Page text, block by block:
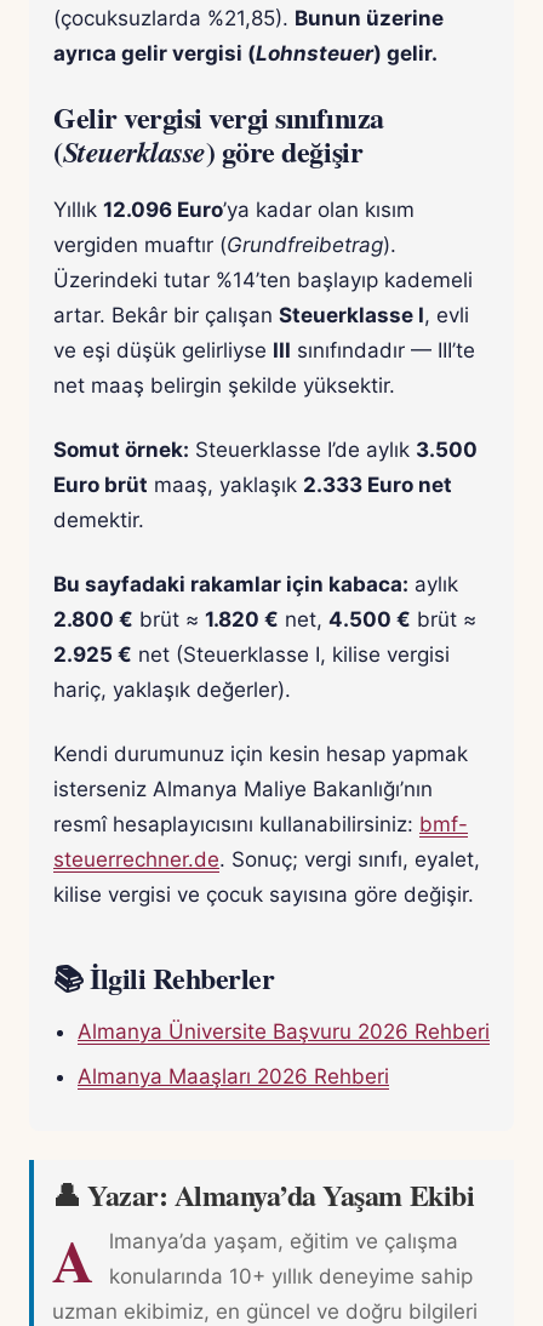
(çocuksuzlarda %21,85). Bunun üzerine
ayrıca gelir vergisi (Lohnsteuer) gelir.
Gelir vergisi vergi sınıfınıza
(Steuerklasse) göre değişir
Yıllık 12.096 Euro’ya kadar olan kısım
vergiden muaftır (Grundfreibetrag).
Üzerindeki tutar %14’ten başlayıp kademeli
artar. Bekâr bir çalışan Steuerklasse I, evli
ve eşi düşük gelirliyse III sınıfındadır — III’te
net maaş belirgin şekilde yüksektir.
Somut örnek: Steuerklasse I’de aylık 3.500
Euro brüt maaş, yaklaşık 2.333 Euro net
demektir.
Bu sayfadaki rakamlar için kabaca: aylık
2.800 € brüt ≈ 1.820 € net, 4.500 € brüt ≈
2.925 € net (Steuerklasse I, kilise vergisi
hariç, yaklaşık değerler).
Kendi durumunuz için kesin hesap yapmak
isterseniz Almanya Maliye Bakanlığı’nın
resmî hesaplayıcısını kullanabilirsiniz: bmf-
steuerrechner.de. Sonuç; vergi sınıfı, eyalet,
kilise vergisi ve çocuk sayısına göre değişir.
📚 İlgili Rehberler
Almanya Üniversite Başvuru 2026 Rehberi
Almanya Maaşları 2026 Rehberi
👤 Yazar: Almanya’da Yaşam Ekibi
A
lmanya’da yaşam, eğitim ve çalışma
konularında 10+ yıllık deneyime sahip
uzman ekibimiz, en güncel ve doğru bilgileri